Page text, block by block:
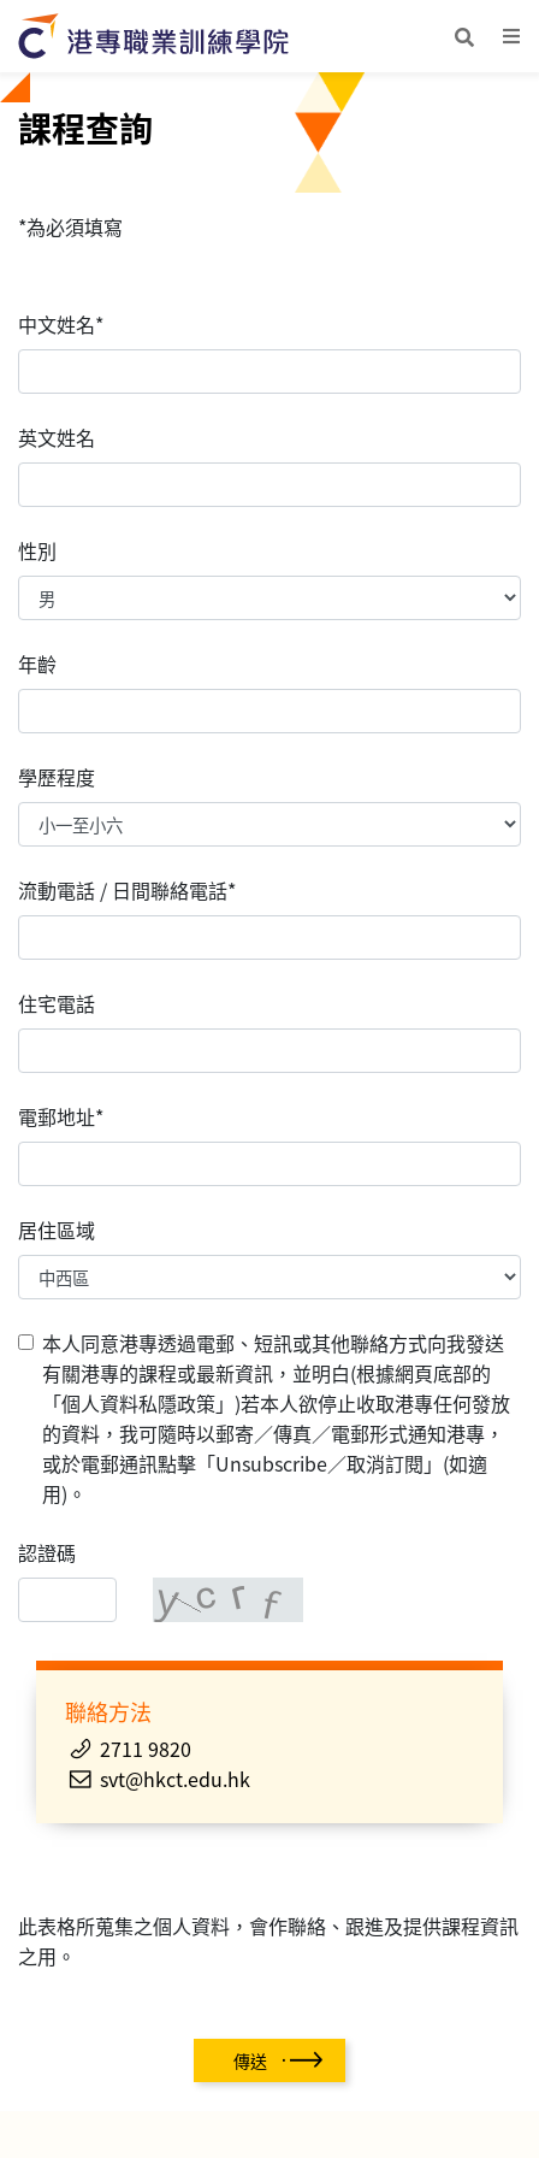
課程查詢
*為必須填寫
中文姓名*
英文姓名
性別
年齡
學歷程度
流動電話 / 日間聯絡電話*
住宅電話
電郵地址*
居住區域
本人同意港專透過電郵、短訊或其他聯絡方式向我發送
有關港專的課程或最新資訊，並明白(根據網頁底部的
「個人資料私隱政策」)若本人欲停止收取港專任何發放
的資料，我可隨時以郵寄／傳真／電郵形式通知港專，
或於電郵通訊點擊「Unsubscribe／取消訂閱」(如適
用)。
認證碼
聯絡方法
2711 9820
svt@hkct.edu.hk
此表格所蒐集之個人資料，會作聯絡、跟進及提供課程資訊
之用。
傳送